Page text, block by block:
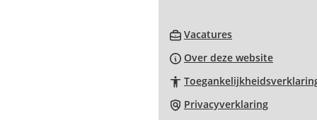
Vacatures(Verwijst
naar
externe
website)
Over deze website
Privacyverklaring